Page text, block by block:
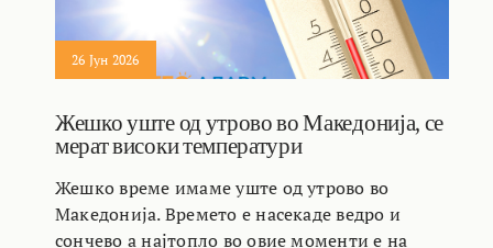
26 Јун 2026
Жешко уште од утрово во Македонија, се
мерат високи температури
Жешко време имаме уште од утрово во
Македонија. Времето е насекаде ведро и
сончево а најтопло во овие моменти е на